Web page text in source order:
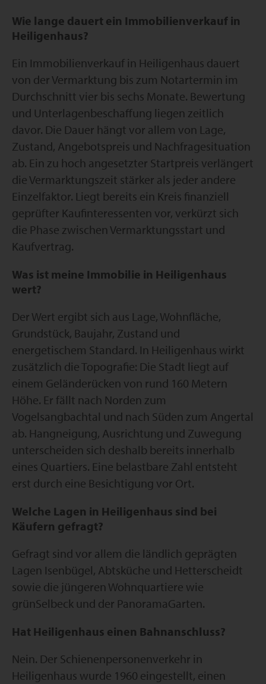
Wie lange dauert ein Immobilienverkauf in
Heiligenhaus?
Ein Immobilienverkauf in Heiligenhaus dauert
von der Vermarktung bis zum Notartermin im
Durchschnitt vier bis sechs Monate. Bewertung
und Unterlagenbeschaffung liegen zeitlich
davor. Die Dauer hängt vor allem von Lage,
Zustand, Angebotspreis und Nachfragesituation
ab. Ein zu hoch angesetzter Startpreis verlängert
die Vermarktungszeit stärker als jeder andere
Einzelfaktor. Liegt bereits ein Kreis finanziell
geprüfter Kaufinteressenten vor, verkürzt sich
die Phase zwischen Vermarktungsstart und
Kaufvertrag.
Was ist meine Immobilie in Heiligenhaus
wert?
Der Wert ergibt sich aus Lage, Wohnfläche,
Grundstück, Baujahr, Zustand und
energetischem Standard. In Heiligenhaus wirkt
zusätzlich die Topografie: Die Stadt liegt auf
einem Geländerücken von rund 160 Metern
Höhe. Er fällt nach Norden zum
Vogelsangbachtal und nach Süden zum Angertal
ab. Hangneigung, Ausrichtung und Zuwegung
unterscheiden sich deshalb bereits innerhalb
eines Quartiers. Eine belastbare Zahl entsteht
erst durch eine Besichtigung vor Ort.
Welche Lagen in Heiligenhaus sind bei
Käufern gefragt?
Gefragt sind vor allem die ländlich geprägten
Lagen Isenbügel, Abtsküche und Hetterscheidt
sowie die jüngeren Wohnquartiere wie
grünSelbeck und der PanoramaGarten.
Hat Heiligenhaus einen Bahnanschluss?
Nein. Der Schienenpersonenverkehr in
Heiligenhaus wurde 1960 eingestellt, einen